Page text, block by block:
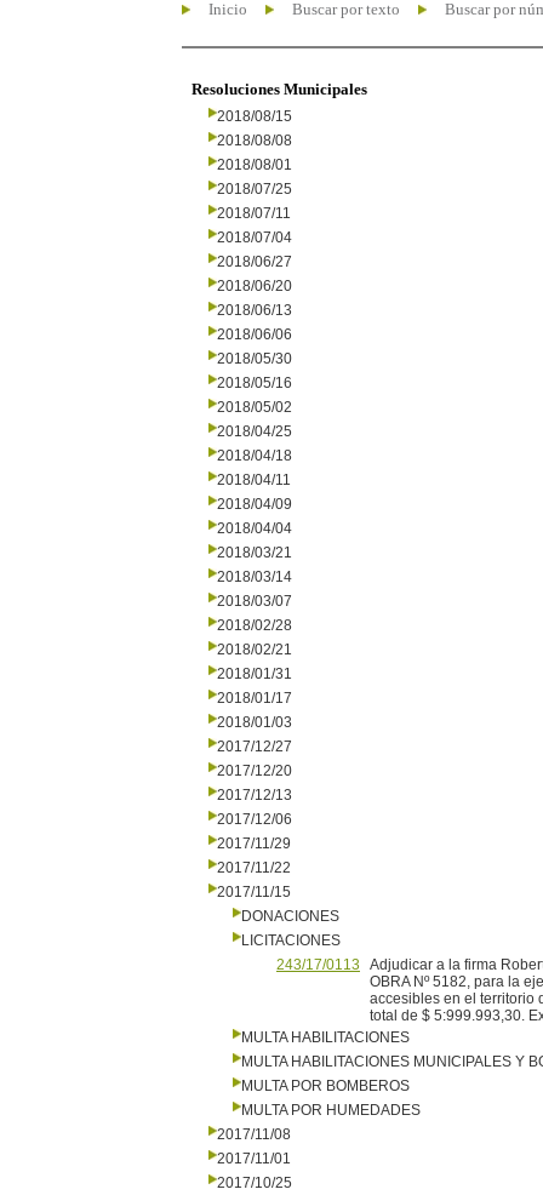
Inicio Buscar por texto Buscar por
Resoluciones Municipales
2018/08/15
2018/08/08
2018/08/01
2018/07/25
2018/07/11
2018/07/04
2018/06/27
2018/06/20
2018/06/13
2018/06/06
2018/05/30
2018/05/16
2018/05/02
2018/04/25
2018/04/18
2018/04/11
2018/04/09
2018/04/04
2018/03/21
2018/03/14
2018/03/07
2018/02/28
2018/02/21
2018/01/31
2018/01/17
2018/01/03
2017/12/27
2017/12/20
2017/12/13
2017/12/06
2017/11/29
2017/11/22
2017/11/15
DONACIONES
LICITACIONES
243/17/0113
Adjudicar a la firma
OBRA Nº 5182, para la
accesibles en el territorio
total de $ 5:999.993,30.
MULTA HABILITACIONES
MULTA HABILITACIONES MUNICIPALES Y
MULTA POR BOMBEROS
MULTA POR HUMEDADES
2017/11/08
2017/11/01
2017/10/25